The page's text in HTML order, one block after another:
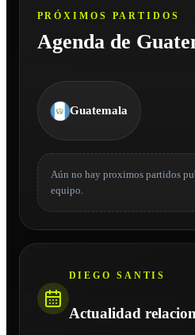
PRÓXIMOS PARTIDOS
Agenda de
Guatemala
Aún no hay proximos partidos
equipo.
DIEGO SANTIS
Actualidad